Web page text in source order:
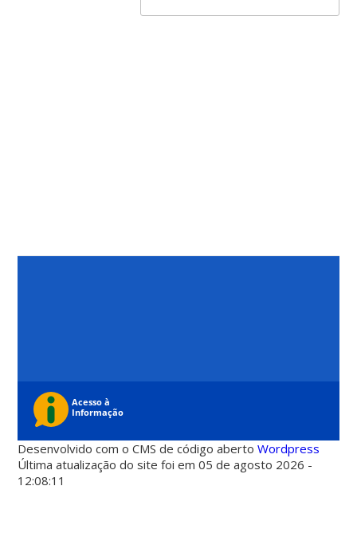
Desenvolvido com o CMS de código abertoWordpress
Última atualização do site foi em 05 de agosto 2026 -
12:08:11